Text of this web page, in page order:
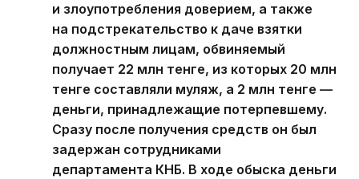
и злоупотребления доверием, а также
на подстрекательство к даче взятки
должностным лицам, обвиняемый
получает 22 млн тенге, из которых 20 млн
тенге составляли муляж, а 2 млн тенге —
деньги, принадлежащие потерпевшему.
Сразу после получения средств он был
задержан сотрудниками
департамента КНБ. В ходе обыска деньги